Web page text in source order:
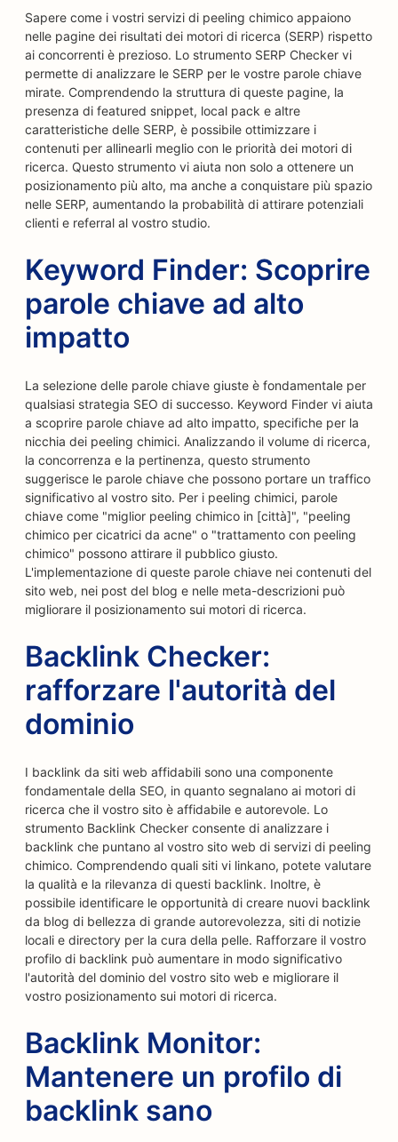
Sapere come i vostri servizi di peeling chimico appaiono
nelle pagine dei risultati dei motori di ricerca (SERP) rispetto
ai concorrenti è prezioso. Lo strumento SERP Checker vi
permette di analizzare le SERP per le vostre parole chiave
mirate. Comprendendo la struttura di queste pagine, la
presenza di featured snippet, local pack e altre
caratteristiche delle SERP, è possibile ottimizzare i
contenuti per allinearli meglio con le priorità dei motori di
ricerca. Questo strumento vi aiuta non solo a ottenere un
posizionamento più alto, ma anche a conquistare più spazio
nelle SERP, aumentando la probabilità di attirare potenziali
clienti e referral al vostro studio.
Keyword Finder: Scoprire
parole chiave ad alto
impatto
La selezione delle parole chiave giuste è fondamentale per
qualsiasi strategia SEO di successo. Keyword Finder vi aiuta
a scoprire parole chiave ad alto impatto, specifiche per la
nicchia dei peeling chimici. Analizzando il volume di ricerca,
la concorrenza e la pertinenza, questo strumento
suggerisce le parole chiave che possono portare un traffico
significativo al vostro sito. Per i peeling chimici, parole
chiave come "miglior peeling chimico in [città]", "peeling
chimico per cicatrici da acne" o "trattamento con peeling
chimico" possono attirare il pubblico giusto.
L'implementazione di queste parole chiave nei contenuti del
sito web, nei post del blog e nelle meta-descrizioni può
migliorare il posizionamento sui motori di ricerca.
Backlink Checker:
rafforzare l'autorità del
dominio
I backlink da siti web affidabili sono una componente
fondamentale della SEO, in quanto segnalano ai motori di
ricerca che il vostro sito è affidabile e autorevole. Lo
strumento Backlink Checker consente di analizzare i
backlink che puntano al vostro sito web di servizi di peeling
chimico. Comprendendo quali siti vi linkano, potete valutare
la qualità e la rilevanza di questi backlink. Inoltre, è
possibile identificare le opportunità di creare nuovi backlink
da blog di bellezza di grande autorevolezza, siti di notizie
locali e directory per la cura della pelle. Rafforzare il vostro
profilo di backlink può aumentare in modo significativo
l'autorità del dominio del vostro sito web e migliorare il
vostro posizionamento sui motori di ricerca.
Backlink Monitor:
Mantenere un profilo di
backlink sano